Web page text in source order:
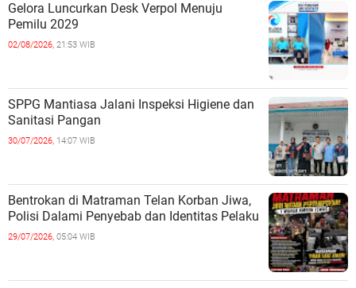
Gelora Luncurkan Desk Verpol Menuju
Pemilu 2029
02/08/2026, 21:53 WIB
SPPG Mantiasa Jalani Inspeksi Higiene dan
Sanitasi Pangan
30/07/2026, 14:07 WIB
Bentrokan di Matraman Telan Korban Jiwa,
Polisi Dalami Penyebab dan Identitas Pelaku
29/07/2026, 05:04 WIB